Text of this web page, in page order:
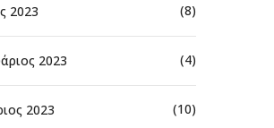
2023 (8)
2023 (4)
2023 (10)